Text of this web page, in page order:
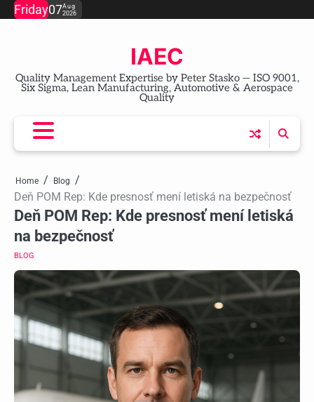
SkipFriday07Aug
2026
IAEC
Quality Management Expertise by Peter Stasko — ISO 9001,
Six Sigma, Lean Manufacturing, Automotive & Aerospace
Quality
Home Blog
Deň POM Rep: Kde presnosť mení letiská na bezpečnosť
Deň POM Rep: Kde presnosť mení letiská
na bezpečnosť
BLOG